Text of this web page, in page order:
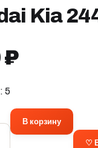
Kia
₽
5
В корзину
♡